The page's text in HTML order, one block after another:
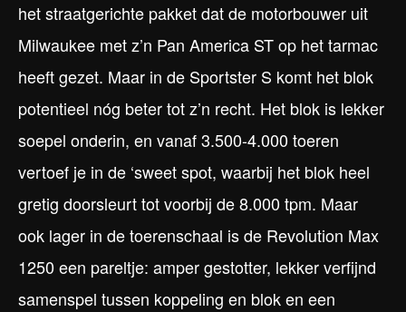
het straatgerichte pakket dat de motorbouwer uit
Milwaukee met z’n Pan America ST op het tarmac
heeft gezet. Maar in de Sportster S komt het blok
potentieel nóg beter tot z’n recht. Het blok is lekker
soepel onderin, en vanaf 3.500-4.000 toeren
vertoef je in de ‘sweet spot, waarbij het blok heel
gretig doorsleurt tot voorbij de 8.000 tpm. Maar
ook lager in de toerenschaal is de Revolution Max
1250 een pareltje: amper gestotter, lekker verfijnd
samenspel tussen koppeling en blok en een